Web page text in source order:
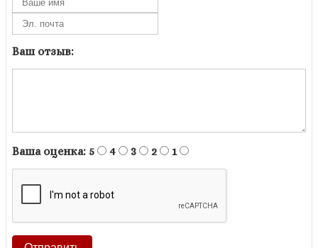
Ваш отзыв:
Ваша оценка: 5 4 3 2 1